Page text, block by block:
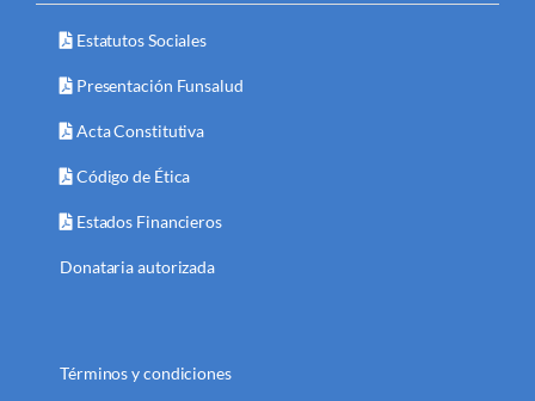
Estatutos Sociales
Presentación Funsalud
Acta Constitutiva
Código de Ética
Estados Financieros
Donataria autorizada
Términos y condiciones